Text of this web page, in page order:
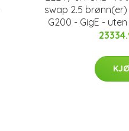
swap 2.5
G200 - GigE -